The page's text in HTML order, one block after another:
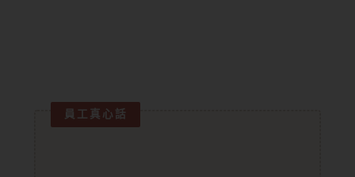
員工真心話